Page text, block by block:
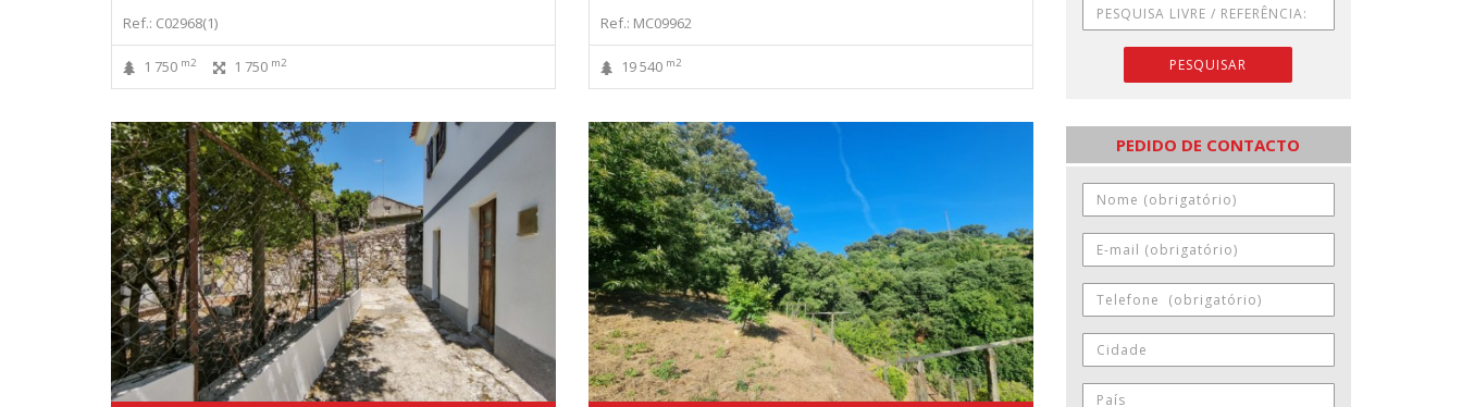
Ref.: C02968(1)
1 750 m2 1 750 m2
Ref.: MC09962
19 540 m2 PESQUISAR
PEDIDO DE CONTACTO